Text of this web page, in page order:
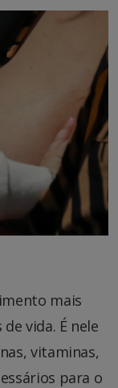
mais
vida. É nele
vitaminas,
para o